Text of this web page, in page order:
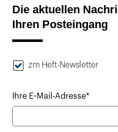
Die aktuellen
Ihren Posteingang
zm Heft-Newsletter
Ihre E-Mail-Adresse*